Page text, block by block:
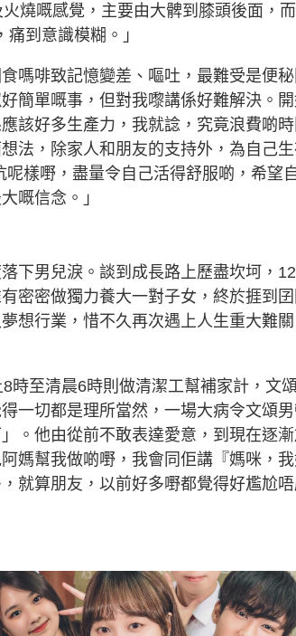
燒嘅感覺，主要由大髀到膝頭後面，
到意識模糊。」
嗎啡致記憶變差、嘔吐，最難受是便
簡單嘅事，但對我嚟講係好難解決。
該好多生產力，我就諗，究竟浪費啲
法，除家人和朋友的支持外，為自己
樣嘢，盡量令自己活得舒服啲，希望
嘅信念。」
下男兒淚。談到成長路上歷盡坎坷，
密密做獨力養大一對子女，終於捱到
想行業，惜不久再次遇上人生重大難
時至清晨6時則做清潔工幫補家計，文
一切都是理所當然，一場大病令文頌
。他由從前不敢表達愛意，到現在逐
媽幫我做啲嘢，我會同佢講『媽咪，
就算朋友，以前好多嘢都覺得好尷尬